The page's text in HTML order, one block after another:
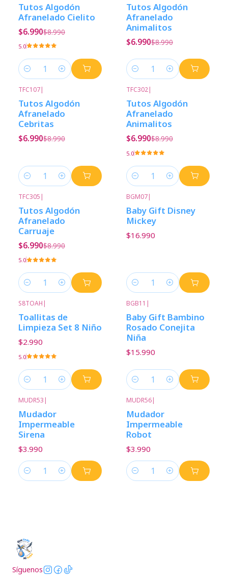
Tutos Algodón
Afranelado Cielito
$6.990$8.990
5.0
Cantidad
Tutos Algodón
Afranelado
Animalitos
$6.990$8.990
Cantidad
TFC107|
Tutos Algodón
Afranelado
Cebritas
$6.990$8.990
Cantidad
TFC302|
Tutos Algodón
Afranelado
Animalitos
$6.990$8.990
5.0
Cantidad
TFC305 |
Tutos Algodón
Afranelado
Carruaje
$6.990$8.990
5.0
Cantidad
BGM07|
Baby Gift Disney
Mickey
$16.990
Cantidad
S8TOAH |
Toallitas de
Limpieza Set 8 Niño
$2.990
5.0
Cantidad
BGB11 |
Baby Gift Bambino
Rosado Conejita
Niña
$15.990
Cantidad
MUDR53 |
Mudador
Impermeable
Sirena
$3.990
Cantidad
MUDR56|
Mudador
Impermeable
Robot
$3.990
Cantidad
Síguenos